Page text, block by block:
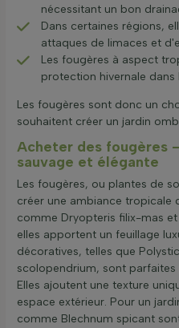
nécessitant un bon
Dans certaines régions,
attaques de limaces et
Les fougères à aspect
protection hivernale
Les fougères sont donc un
souhaitent créer un jardin
Acheter des fougères
sauvage et élégante
Les fougères, ou plantes de
créer une ambiance tropicale
comme Dryopteris filix-mas
elles apportent un feuillage
décoratives, telles que
scolopendrium, sont
Elles ajoutent une texture
espace extérieur. Pour un
comme Blechnum spicant